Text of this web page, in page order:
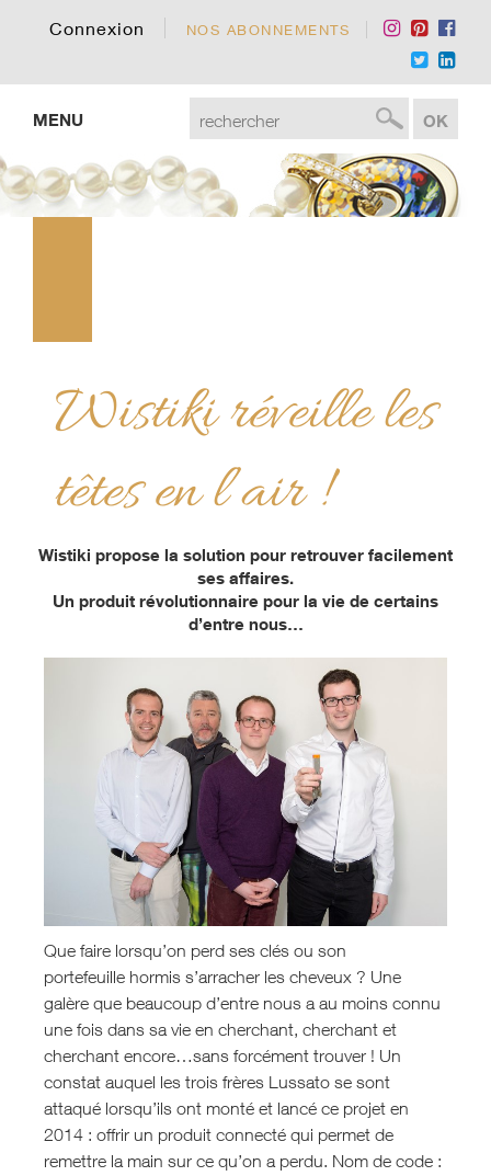
Connexion NOS ABONNEMENTS
MENU
Wistiki réveille les
têtes en l’air !
Wistiki propose la solution pour retrouver facilement
ses affaires.
Un produit révolutionnaire pour la vie de certains
d’entre nous…
Que faire lorsqu’on perd ses clés ou son
portefeuille hormis s’arracher les cheveux ? Une
galère que beaucoup d’entre nous a au moins connu
une fois dans sa vie en cherchant, cherchant et
cherchant encore…sans forcément trouver ! Un
constat auquel les trois frères Lussato se sont
attaqué lorsqu’ils ont monté et lancé ce projet en
2014 : offrir un produit connecté qui permet de
remettre la main sur ce qu’on a perdu. Nom de code :